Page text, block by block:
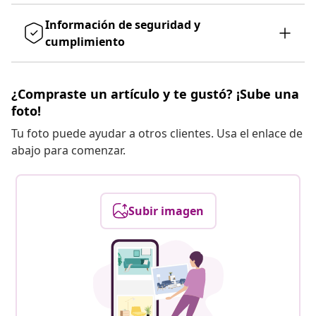
Información de seguridad y
cumplimiento
¿Compraste un artículo y te gustó? ¡Sube una
foto!
Tu foto puede ayudar a otros clientes. Usa el enlace de
abajo para comenzar.
Subir imagen